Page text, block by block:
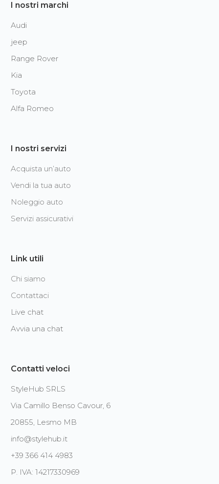
I nostri marchi
Audi
jeep
Range Rover
Kia
Toyota
Alfa Romeo
I nostri servizi
Acquista un’auto
Vendi la tua auto
Noleggio auto
Servizi assicurativi
Link utili
Chi siamo
Contattaci
Live chat
Avvia una chat
Contatti veloci
StyleHub SRLS
Via Camillo Benso Cavour, 6
20855, Lesmo MB
info@stylehub.it
+39 366 414 4983
P. IVA: 14217330969